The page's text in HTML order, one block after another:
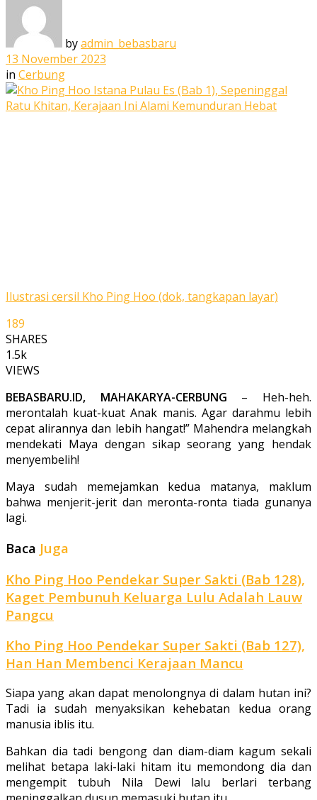
byadmin_bebasbaru
13 November 2023
in Cerbung
Ilustrasi cersil Kho Ping Hoo (dok, tangkapan layar)
189
SHARES
1.5k
VIEWS
BEBASBARU.ID, MAHAKARYA-CERBUNG – Heh-heh.
merontalah kuat-kuat Anak manis. Agar darahmu lebih
cepat alirannya dan lebih hangat!” Mahendra melangkah
mendekati Maya dengan sikap seorang yang hendak
menyembelih!
Maya sudah memejamkan kedua matanya, maklum
bahwa menjerit-jerit dan meronta-ronta tiada gunanya
lagi.
Baca Juga
Kho Ping Hoo Pendekar Super Sakti (Bab 128),
Kaget Pembunuh Keluarga Lulu Adalah Lauw
Pangcu
Kho Ping Hoo Pendekar Super Sakti (Bab 127),
Han Han Membenci Kerajaan Mancu
Siapa yang akan dapat menolongnya di dalam hutan ini?
Tadi ia sudah menyaksikan kehebatan kedua orang
manusia iblis itu.
Bahkan dia tadi bengong dan diam-diam kagum sekali
melihat betapa laki-laki hitam itu memondong dia dan
mengempit tubuh Nila Dewi lalu berlari terbang